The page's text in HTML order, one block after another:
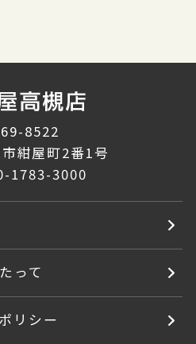
8522
紺屋町2番1号
1783-3000
って
リシー